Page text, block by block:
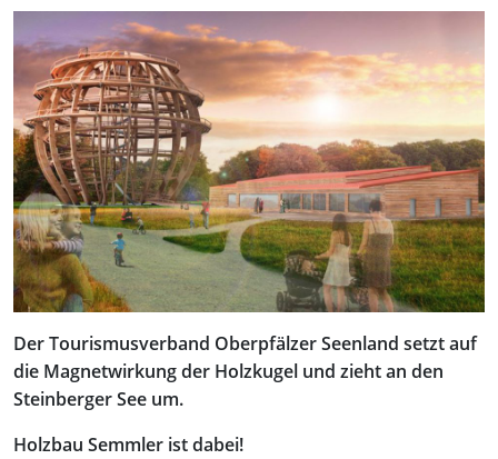
Der Tourismusverband Oberpfälzer Seenland setzt auf
die Magnetwirkung der Holzkugel und zieht an den
Steinberger See um.
Holzbau Semmler ist dabei!